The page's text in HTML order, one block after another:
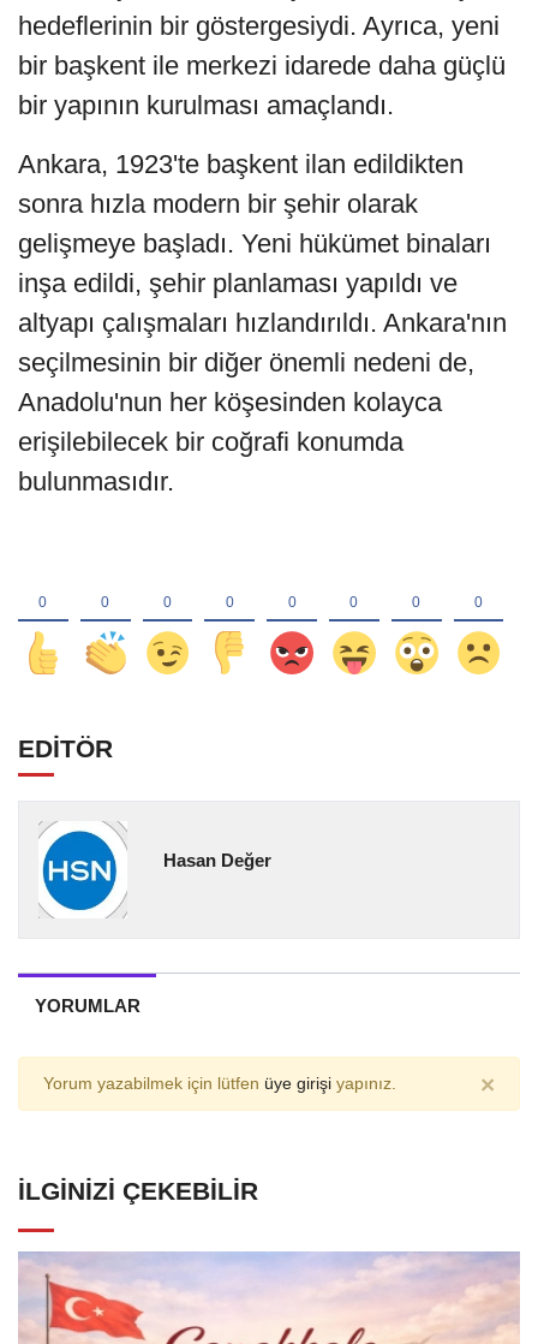
hedeflerinin bir göstergesiydi. Ayrıca, yeni
bir başkent ile merkezi idarede daha güçlü
bir yapının kurulması amaçlandı.
Ankara, 1923'te başkent ilan edildikten
sonra hızla modern bir şehir olarak
gelişmeye başladı. Yeni hükümet binaları
inşa edildi, şehir planlaması yapıldı ve
altyapı çalışmaları hızlandırıldı. Ankara'nın
seçilmesinin bir diğer önemli nedeni de,
Anadolu'nun her köşesinden kolayca
erişilebilecek bir coğrafi konumda
bulunmasıdır.
EDİTÖR
Hasan Değer
YORUMLAR
Yorum yazabilmek için lütfen üye girişi yapınız. ×
İLGINIZI ÇEKEBILIR